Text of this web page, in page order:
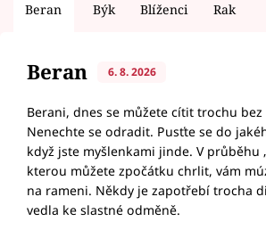
Beran Býk Blíženci Rak
Beran 6. 8. 2026
Berani, dnes se můžete cítit trochu
Nenechte se odradit. Pusťte se do
když jste myšlenkami jinde. V průběhu
kterou můžete zpočátku chrlit, vám
na rameni. Někdy je zapotřebí trocha
vedla ke slastné odměně.